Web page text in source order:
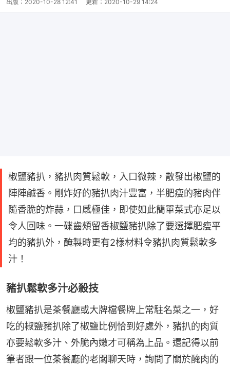
出版： 2020-10-28 12:41 更新： 2020-10-29 14:24
椒鹽豬扒，豬扒肉質鬆軟，入口微辣，散發出椒鹽的
陣陣鹹香。剛炸好的豬扒肉汁豐富，半肥瘦的豬肉伴
隨香脆的炸蒜，口感極佳，即使如此簡單菜式亦足以
令人回味。一碟齒頰留香椒鹽豬扒除了要選擇肥瘦平
均的豬扒外，醃製時更有2樣材料令豬扒肉質鬆軟多
汁！
豬扒鬆軟多汁必殺技
椒鹽豬扒是茶餐廳或大牌檔餐牌上常駐名菜之一，好
吃的椒鹽豬扒除了椒鹽比例恰到好處外，豬扒的肉質
亦要鬆軟多汁、外脆內嫩才可稱為上品。還記得以前
筆者跟一位茶餐廳的老闆聊天時，詢問了關於醃肉的